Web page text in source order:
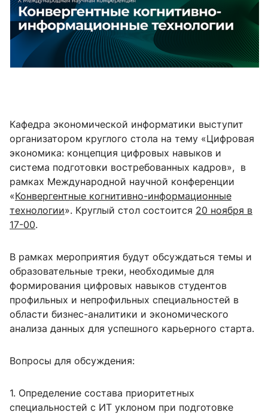
Кафедра экономической информатики выступит
организатором круглого стола на тему «Цифровая
экономика: концепция цифровых навыков и
система подготовки востребованных кадров», в
рамках Международной научной конференции
«Конвергентные когнитивно-информационные
технологии». Круглый стол состоится 20 ноября в
17-00.
В рамках мероприятия будут обсуждаться темы и
образовательные треки, необходимые для
формирования цифровых навыков студентов
профильных и непрофильных специальностей в
области бизнес-аналитики и экономического
анализа данных для успешного карьерного старта.
Вопросы для обсуждения:
1. Определение состава приоритетных
специальностей с ИТ уклоном при подготовке